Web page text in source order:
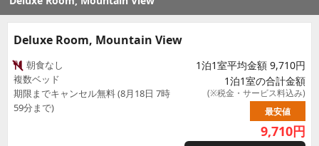
Deluxe Room, Mountain View
朝食なし
複数ベッド
期限までキャンセル無料 (8月18日 7時
59分まで)
1泊1室平均金額 9,710円
1泊1室の合計金額
(※税金・サービス料込み)
最安値
9,710円